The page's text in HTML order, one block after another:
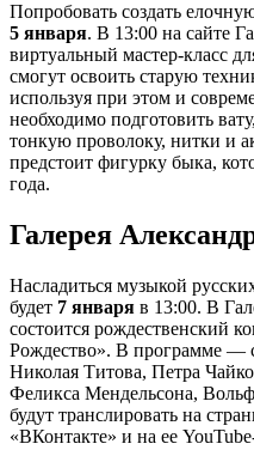
Попробовать создать
5 января. В 13:00 на сайте
виртуальный мастер-класс
смогут освоить старую
используя при этом и
необходимо подготовить
тонкую проволоку, нитки и
предстоит фигурку быка,
года.
Галерея
Насладиться музыкой
будет 7 января в 13:00. В
состоится рождественский
Рождество». В программе —
Николая Титова, Петра
Феликса Мендельсона,
будут транслировать на
«ВКонтакте» и на ее